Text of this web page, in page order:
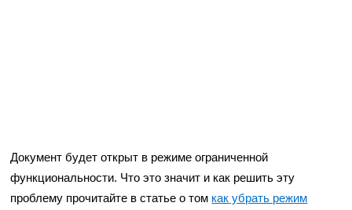
Документ будет открыт в режиме ограниченной
функциональности. Что это значит и как решить эту
проблему прочитайте в статье о том как убрать режим